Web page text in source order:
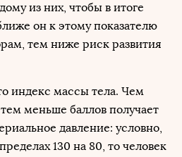
из них, чтобы в итоге
он к этому показателю
тем ниже риск развития
индекс массы тела. Чем
меньше баллов получает
давление: условно,
130 на 80, то человек